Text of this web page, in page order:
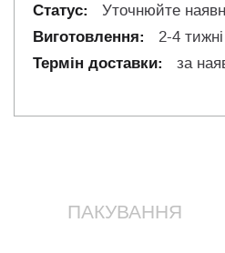
Уточнюйте
2-4 тижні
за
ПАКУВАННЯ